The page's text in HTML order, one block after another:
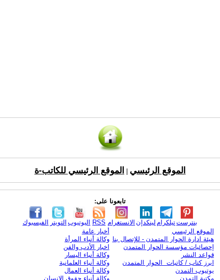
الموقع الرئيسي الموقع الرئيسي للكاتب-ة
تابعونا على:
الفيسبوك التويتر اليوتيوب RSS الانستغرام لينكدإن تيلكرامبنترست
الموقع الرئيسي
هيئة ادارة الحوار المتمدن - للإتصال بنا
إحصائيات مؤسسة الحوار المتمدن
قواعد النشر
ابرز كتاب / كاتبات الحوار المتمدن
يوتيوب التمدن
مكتبة التمدن
أخبار عامة
وكالة أنباء المرأة
اخبار الأدب والفن
وكالة أنباء اليسار
وكالة أنباء العلمانية
وكالة أنباء العمال
وكالة أنباء حقوق الإنسان